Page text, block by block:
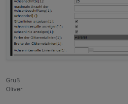
Gruß
Oliver